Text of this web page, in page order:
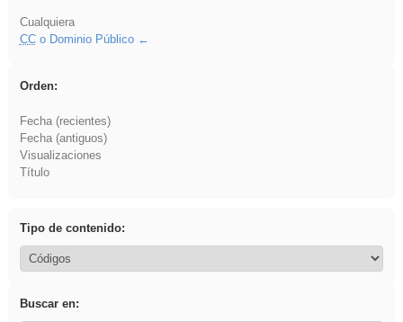
Cualquiera
CCo Dominio Público
Orden:
Fecha (recientes)
Fecha (antiguos)
Visualizaciones
Título
Tipo de contenido:
Buscar en: